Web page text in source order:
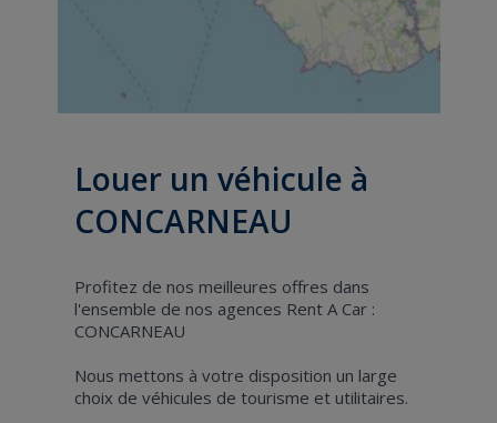
Louer un véhicule à
CONCARNEAU
Profitez de nos meilleures offres dans
l'ensemble de nos agences Rent A Car :
CONCARNEAU
Nous mettons à votre disposition un large
choix de véhicules de tourisme et utilitaires.